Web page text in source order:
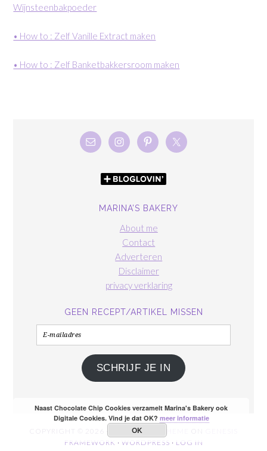
Wijnsteenbakpoeder
• How to : Zelf Vanille Extract maken
• How to : Zelf Banketbakkersroom maken
MARINA’S BAKERY
About me
Contact
Adverteren
Disclaimer
privacy verklaring
GEEN RECEPT/ARTIKEL MISSEN
E-
mailadres
SCHRIJF JE IN
COPYRIGHT © 2026 · FOODIE PRO THEME
FRAMEWORK · WORDPRESS · LOG IN
Naast Chocolate Chip Cookies verzamelt Marina's Bakery ook
Digitale Cookies. Vind je dat OK? meer informatie
OK